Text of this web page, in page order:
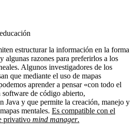
estructurar la información en la forma
algunas razones para preferirlos a los
Algunos investigadores de los
que mediante el uso de mapas
aprender a pensar «con todo el
de código abierto,
Java y que permite la creación, manejo y
mentales. Es compatible con el
privativo mind manager.